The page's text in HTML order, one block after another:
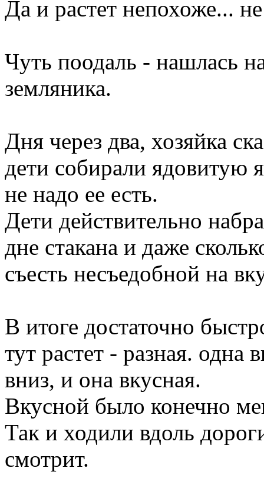
Да и растет непохоже...
Чуть поодаль - нашлась
земляника.
Дня через два, хозяйка
дети собирали ядовитую
не надо ее есть.
Дети действительно
дне стакана и даже
съесть несъедобной на
В итоге достаточно
тут растет - разная. одна
вниз, и она вкусная.
Вкусной было конечно
Так и ходили вдоль
смотрит.